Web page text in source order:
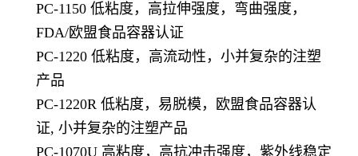
PC-1150 低粘度，高拉伸强度，弯曲强度，
FDA/欧盟食品容器认证
PC-1220 低粘度，高流动性，小并复杂的注塑
产品
PC-1220R 低粘度，易脱模，欧盟食品容器认
证, 小并复杂的注塑产品
PC-1070U 高粘度，高抗冲击强度，紫外线稳定